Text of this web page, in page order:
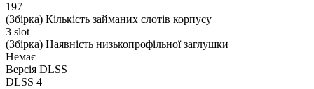
197
(Збірка) Кількість займаних слотів корпусу
3 slot
(Збірка) Наявність низькопрофільної заглушки
Немає
Версія DLSS
DLSS 4